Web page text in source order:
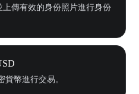
傳有效的身份照片進行身份
貨幣進行交易。